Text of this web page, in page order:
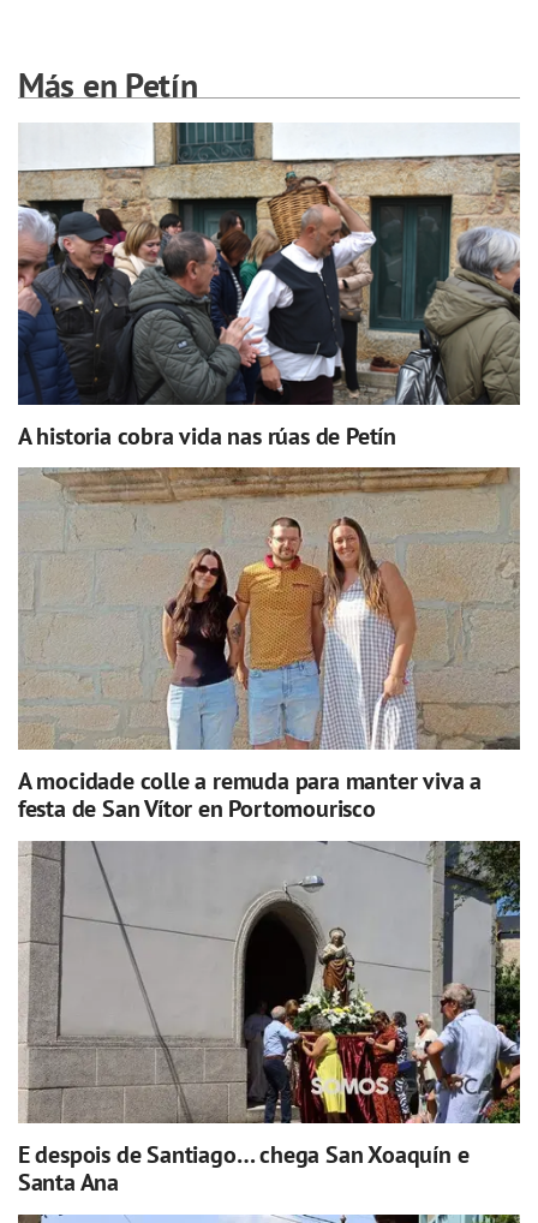
Más en Petín
A historia cobra vida nas rúas de Petín
A mocidade colle a remuda para manter viva a
festa de San Vítor en Portomourisco
E despois de Santiago… chega San Xoaquín e
Santa Ana